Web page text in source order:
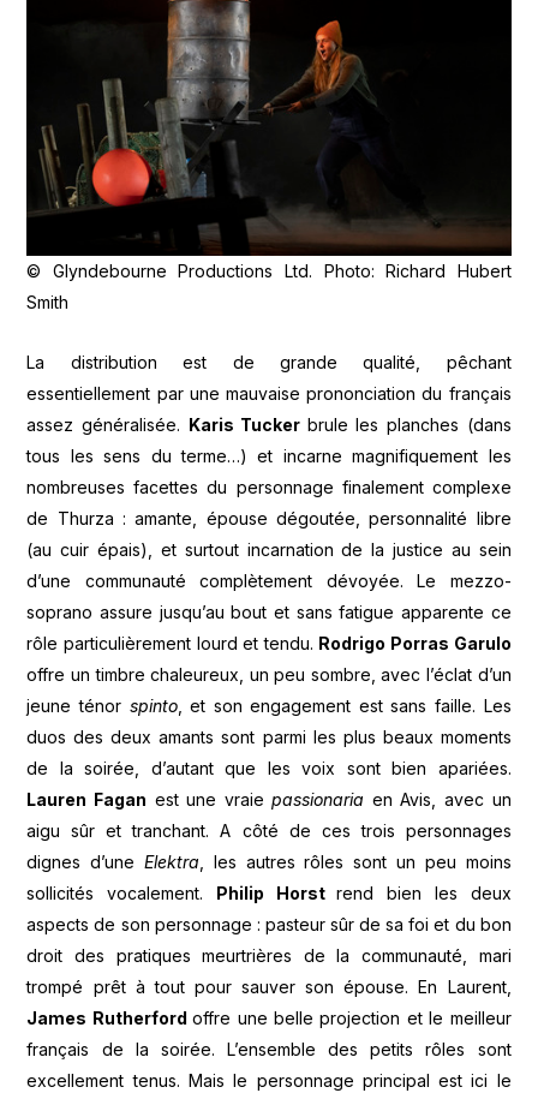
© Glyndebourne Productions Ltd. Photo: Richard Hubert
Smith
La distribution est de grande qualité, pêchant
essentiellement par une mauvaise prononciation du français
assez généralisée. Karis Tucker brule les planches (dans
tous les sens du terme…) et incarne magnifiquement les
nombreuses facettes du personnage finalement complexe
de Thurza : amante, épouse dégoutée, personnalité libre
(au cuir épais), et surtout incarnation de la justice au sein
d’une communauté complètement dévoyée. Le mezzo-
soprano assure jusqu’au bout et sans fatigue apparente ce
rôle particulièrement lourd et tendu. Rodrigo Porras Garulo
offre un timbre chaleureux, un peu sombre, avec l’éclat d’un
jeune ténor spinto, et son engagement est sans faille. Les
duos des deux amants sont parmi les plus beaux moments
de la soirée, d’autant que les voix sont bien apariées.
Lauren Fagan est une vraiepassionaria en Avis, avec un
aigu sûr et tranchant. A côté de ces trois personnages
dignes d’une Elektra , les autres rôles sont un peu moins
sollicités vocalement. Philip Horstrend bien les deux
aspects de son personnage : pasteur sûr de sa foi et du bon
droit des pratiques meurtrières de la communauté, mari
trompé prêt à tout pour sauver son épouse. En Laurent,
James Rutherfordoffre une belle projection et le meilleur
français de la soirée. L’ensemble des petits rôles sont
excellement tenus. Mais le personnage principal est ici le